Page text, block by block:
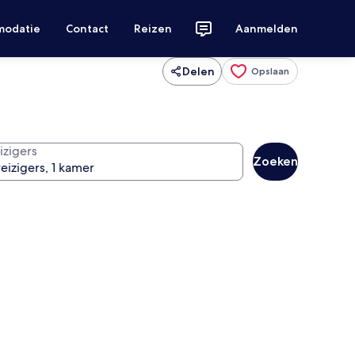
Contact Reizen Aanmelden
Delen Opslaan
Zoeken